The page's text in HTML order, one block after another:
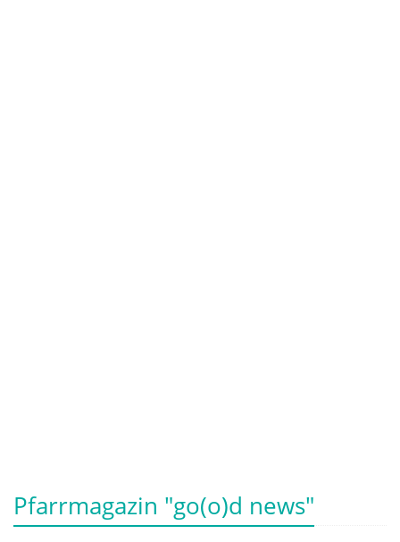
Pfarrmagazin "go(o)d news"